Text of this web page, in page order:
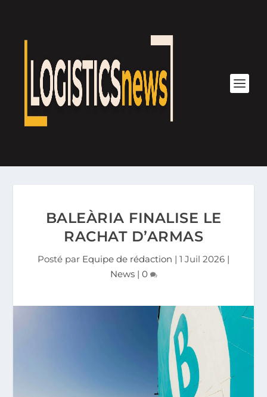
BALEÀRIA FINALISE LE
RACHAT D’ARMAS
Posté par Equipe de rédaction | 1 Juil 2026 |
News| 0